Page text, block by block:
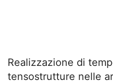
Realizzazione di
tensostrutture nelle